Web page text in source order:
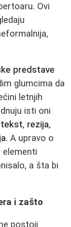
Ovi
predstave
glumcima da
letnjih
isti oni
tekst, rezija,
. A upravo o
elementi
a šta bi
i zašto
postoji